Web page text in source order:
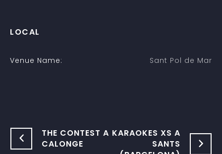
LOCAL
Venue Name: Sant Pol de Mar
THE CONTEST A
CALONGE
KARAOKES XS A
SANTS